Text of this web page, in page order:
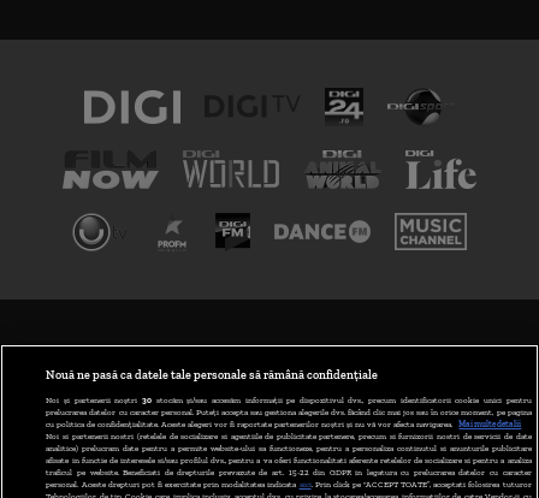
ABONARE DIGI TV
GESTIONAȚI PREFERINȚELE
CODUL DIGI24
Nouă ne pasă ca datele tale personale să rămână confidențiale
Noi și partenerii noștri 30stocăm și/sau accesăm informații pe dispozitivul dvs., precum identificatorii cookie unici pentru
prelucrarea datelor cu caracter personal. Puteți accepta sau gestiona alegerile dvs. făcând clic mai jos sau în orice moment, pe pagina
cu politica de confidențialitate. Aceste alegeri vor fi raportate partenerilor noștri și nu vă vor afecta navigarea.
Mai multe detalii
Noi si partenerii nostri (retelele de socializare si agentiile de publicitate partenere, precum si furnizorii nostri de servicii de date
analitice) prelucram date pentru a permite website-ului sa functioneze, pentru a personaliza continutul si anunturile publicitare
afisate in functie de interesele si/sau profilul dvs., pentru a va oferi functionalitati aferente retelelor de socializare si pentru a analiza
traficul pe website. Beneficiati de drepturile prevazute de art. 15-22 din GDPR in legatura cu prelucrarea datelor cu caracter
personal. Aceste drepturi pot fi exercitate prin modalitatea indicata aici. Prin click pe “ACCEPT TOATE”, acceptati folosirea tuturor